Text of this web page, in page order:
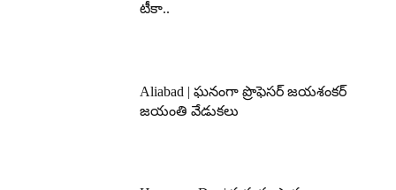
టీకా..
Aliabad | ఘనంగా ప్రొఫెసర్ జయశంకర్
జయంతి వేడుకలు